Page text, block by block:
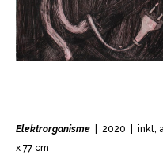
Elektrorganisme
| 2020 | inkt,
x 77 cm